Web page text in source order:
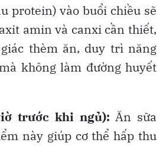
protein) vào buổi chiều sẽ
amin và canxi cần thiết,
thèm ăn, duy trì năng
không làm đường huyết
trước khi ngủ): Ăn sữa
này giúp cơ thể hấp thu